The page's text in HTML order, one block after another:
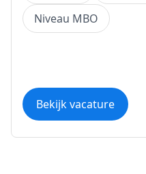
Niveau MBO
Bekijk vacature